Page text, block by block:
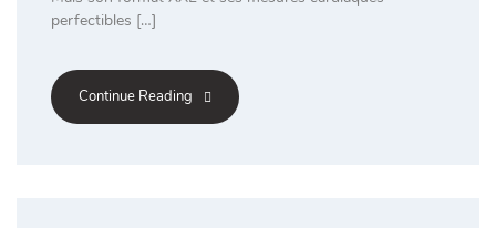
perfectibles […]
Continue Reading